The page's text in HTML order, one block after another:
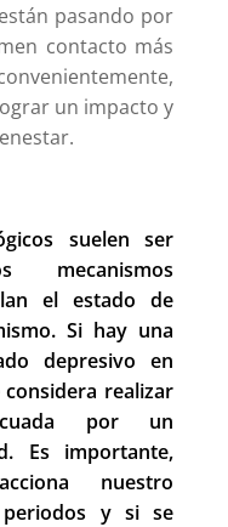
pasando por
contacto más
un impacto y
suelen ser
el estado de
Si hay una
depresivo en
realizar
por un
Es importante,
nuestro
y si se